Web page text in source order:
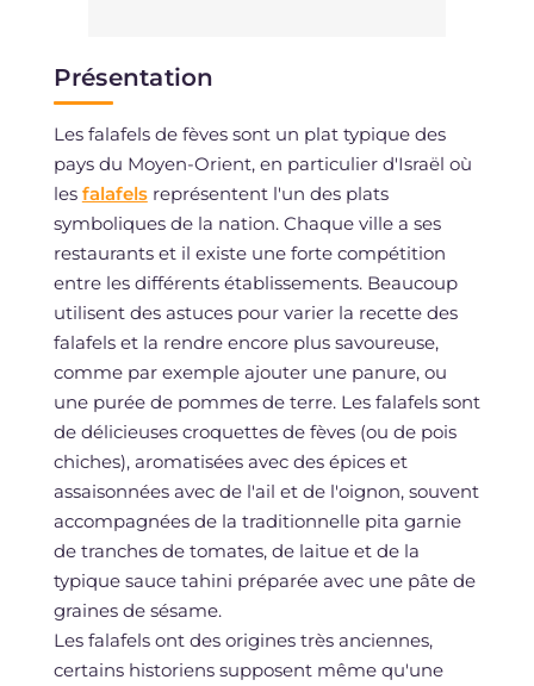
Présentation
Les falafels de fèves sont un plat typique des
pays du Moyen-Orient, en particulier d'Israël où
les falafelsreprésentent l'un des plats
symboliques de la nation. Chaque ville a ses
restaurants et il existe une forte compétition
entre les différents établissements. Beaucoup
utilisent des astuces pour varier la recette des
falafels et la rendre encore plus savoureuse,
comme par exemple ajouter une panure, ou
une purée de pommes de terre. Les falafels sont
de délicieuses croquettes de fèves (ou de pois
chiches), aromatisées avec des épices et
assaisonnées avec de l'ail et de l'oignon, souvent
accompagnées de la traditionnelle pita garnie
de tranches de tomates, de laitue et de la
typique sauce tahini préparée avec une pâte de
graines de sésame.
Les falafels ont des origines très anciennes,
certains historiens supposent même qu'une